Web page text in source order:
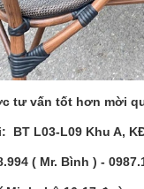
tư vấn tốt hơn mời
BT L03-L09 Khu A,
( Mr. Bình ) -